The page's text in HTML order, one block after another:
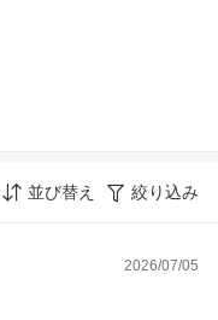
並び替え 絞り込み
2026/07/05